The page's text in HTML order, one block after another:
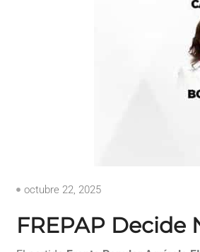
octubre 22, 2025
FREPAP Decide